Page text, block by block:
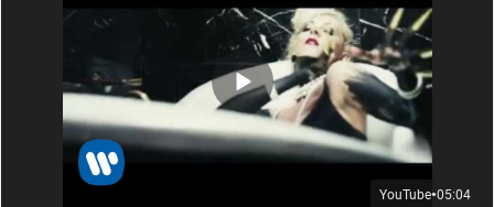
В каком жанре они исполняют? А чёрт его знает, если
честно. Основа, явно, industrial metal и alternative metal,
но без особого труда прослеживаются нотки этих
ваших хардкоров, металкоров, готики, и сам Оззи
разберёт чего ещё.
Добавьте к этому охренительнейший вокал солистки,
невероятную артистичность и склонность к эпатажу
YouTube●05:04